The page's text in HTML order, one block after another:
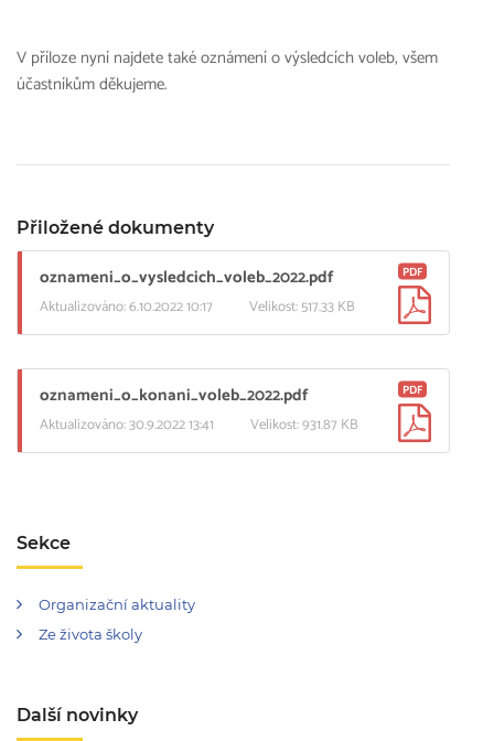
V příloze nyní najdete také oznámení o výsledcích voleb, všem
účastníkům děkujeme.
Přiložené dokumenty
oznameni_o_vysledcich_voleb_2022.pdf
Aktualizováno: 6.10.2022 10:17 Velikost: 517.33 KB
PDF
oznameni_o_konani_voleb_2022.pdf
Aktualizováno: 30.9.2022 13:41 Velikost: 931.87 KB
PDF
Sekce
Organizační aktuality
Ze života školy
Další novinky